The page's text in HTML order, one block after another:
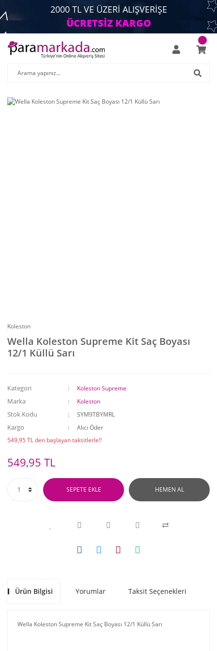
2000 TL VE ÜZERİ ALIŞVERİŞE
ÜCRETSİZ KARGO
Koleston
Wella Koleston Supreme Kit Saç Boyası
12/1 Küllü Sarı
Kategori Koleston Supreme
Marka Koleston
Stok Kodu SYM9TBYMRL
Kargo
Alıcı Öder
549,95 TL den başlayan taksitlerle!!
549,95 TL
SEPETE EKLE HEMEN AL
Ürün Bilgisi Yorumlar Taksit Seçenekleri
Wella Koleston Supreme Kit Saç Boyası 12/1 Küllü Sarı